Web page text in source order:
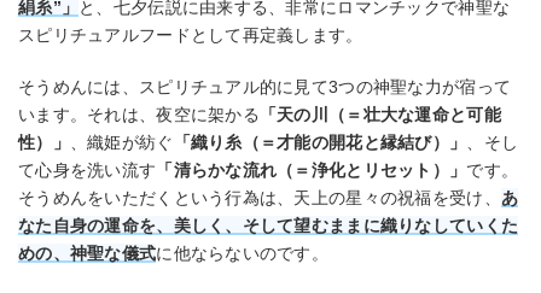
絹糸”」 と、七夕伝説に由来する、非常にロマンチックで神聖な
スピリチュアルフードとして再定義します。
そうめんには、スピリチュアル的に見て3つの神聖な力が宿って
います。それは、夜空に架かる
「天の川（＝壮大な運命と可能
性）」
、織姫が紡ぐ 「織り糸（＝才能の開花と縁結び）」
、そし
て心身を洗い流す 「清らかな流れ（＝浄化とリセット）」 です。
そうめんをいただくという行為は、天上の星々の祝福を受け、 あ
なた自身の運命を、美しく、そして望むままに織りなしていくた
めの、神聖な儀式に他ならないのです。